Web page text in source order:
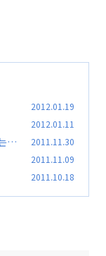
2012.01.19
2012.01.11
것 2011.11.30
2011.11.09
2011.10.18